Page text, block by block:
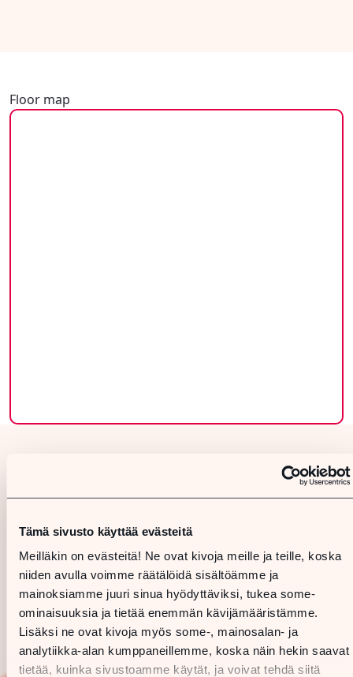
Tämä sivusto käyttää evästeitä
Meilläkin on evästeitä! Ne ovat kivoja meille ja teille, koska
niiden avulla voimme räätälöidä sisältöämme ja
mainoksiamme juuri sinua hyödyttäviksi, tukea some-
ominaisuuksia ja tietää enemmän kävijämääristämme.
Lisäksi ne ovat kivoja myös some-, mainosalan- ja
analytiikka-alan kumppaneillemme, koska näin hekin saavat
tietää, kuinka sivustoamme käytät, ja voivat tehdä siitä
Floor map